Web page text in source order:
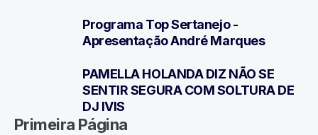
Programa Top Sertanejo -
Apresentação André Marques
PAMELLA HOLANDA DIZ NÃO SE
SENTIR SEGURA COM SOLTURA DE
DJ IVIS
Primeira Página